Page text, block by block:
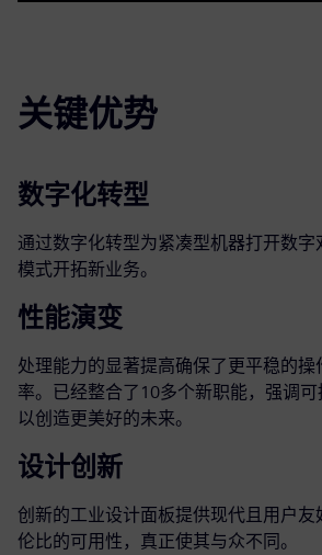
关键优势
数字化转型
通过数字化转型为紧凑型机器打开数
模式开拓新业务。
性能演变
处理能力的显著提高确保了更平稳的
率。已经整合了10多个新职能，强调可
以创造更美好的未来。
设计创新
创新的工业设计面板提供现代且用户友
伦比的可用性，真正使其与众不同。